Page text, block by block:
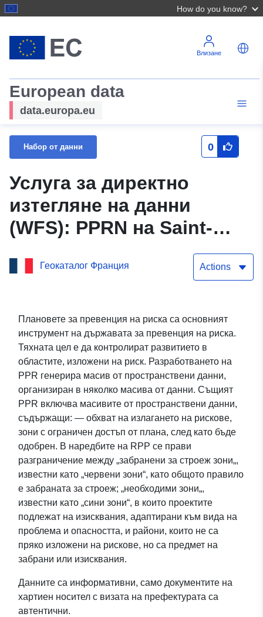
How do you know?
Влизане
European data
data.europa.eu
Набор от данни 0
Услуга за директно
изтегляне на данни
(WFS): PPRN на Saint-
одобрен на 14.5.2003 г.
Геокаталог Франция Actions
Плановете за превенция на риска са основният
инструмент на държавата за превенция на риска.
Тяхната цел е да контролират развитието в
областите, изложени на риск. Разработването на
PPR генерира масив от пространствени данни,
организиран в няколко масива от данни. Същият
PPR включва масивите от пространствени данни,
съдържащи: — обхват на излагането на рискове,
зони с ограничен достъп от плана, след като бъде
одобрен. В наредбите на RPP се прави
разграничение между „забранени за строеж зони„,
известни като „червени зони“, като общото правило
е забраната за строеж; „необходими зони„,
известни като „сини зони“, в които проектите
подлежат на изисквания, адаптирани към вида на
проблема и опасността, и райони, които не са
пряко изложени на рискове, но са предмет на
забрани или изисквания.
Данните са информативни, само документите на
хартиен носител с визата на префектурата са
автентични.